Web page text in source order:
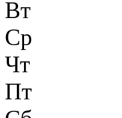
Вт
Ср
Чт
Пт